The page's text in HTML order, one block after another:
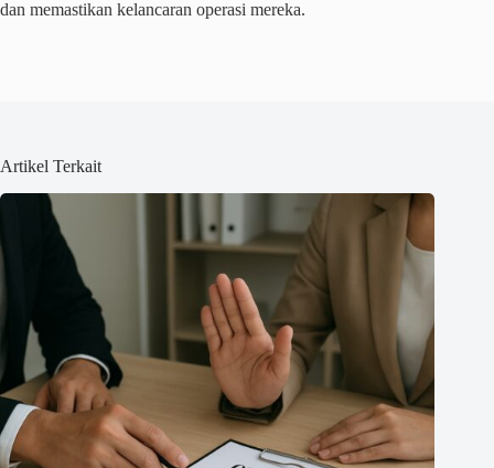
dan memastikan kelancaran operasi mereka.
Artikel Terkait